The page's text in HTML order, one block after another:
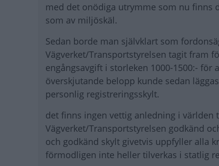
med det onödiga utrymme som nu finns
som av miljöskäl.
Sedan borde man självklart som
Vägverket/Transportstyrelsen tagit fram
engångsavgift i storleken 1000-1500:-
överskjutande belopp kunde sedan
personlig registreringsskylt.
det finns ingen vettig anledning i världen
Vägverket/Transportstyrelsen godkänd
och godkänd skylt givetvis uppfyller alla
förmodligen inte heller tilverkas i statlig